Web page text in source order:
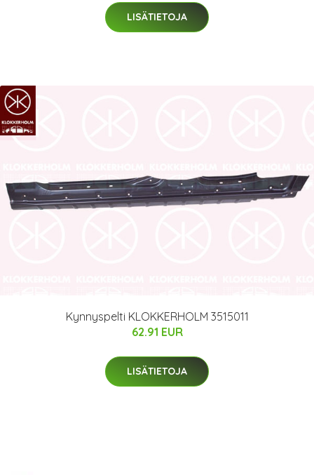
LISÄTIETOJA
Kynnyspelti KLOKKERHOLM 3515011
62.91 EUR
LISÄTIETOJA